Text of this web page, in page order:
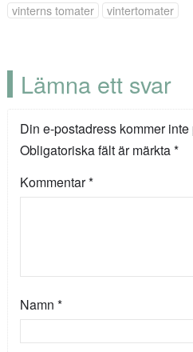
vinterns tomater
vintertomater
Lämna ett svar
Din e-postadress kommer
Obligatoriska fält är märkta*
Kommentar*
Namn *